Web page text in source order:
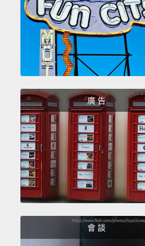
廣 告
會 談